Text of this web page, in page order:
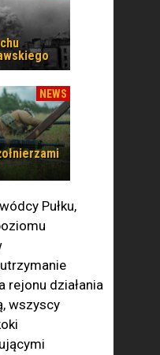
NEWS
Pułku,
rejonu działania
wszyscy